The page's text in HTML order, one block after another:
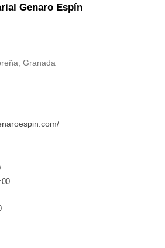
Genaro Espín
Granada